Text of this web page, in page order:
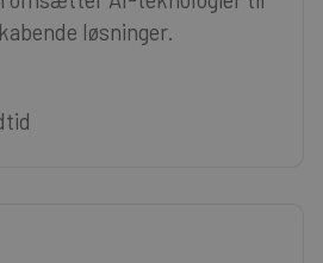
løsninger.